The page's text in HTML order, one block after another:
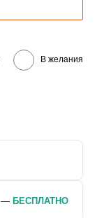
В желания
— БЕСПЛАТНО